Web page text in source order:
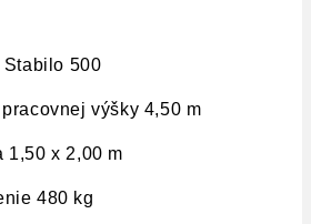
500
výšky 4,50 m
1,50 x 2,00 m
480 kg